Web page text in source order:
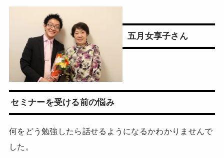
五月女享子さん
セミナーを受ける前の悩み
何をどう勉強したら話せるようになるかわかりませんで
した。